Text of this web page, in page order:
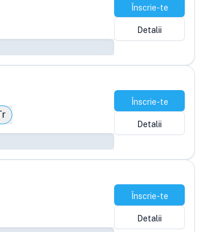
Înscrie-te
Detalii
Înscrie-te
Detalii
Înscrie-te
Detalii